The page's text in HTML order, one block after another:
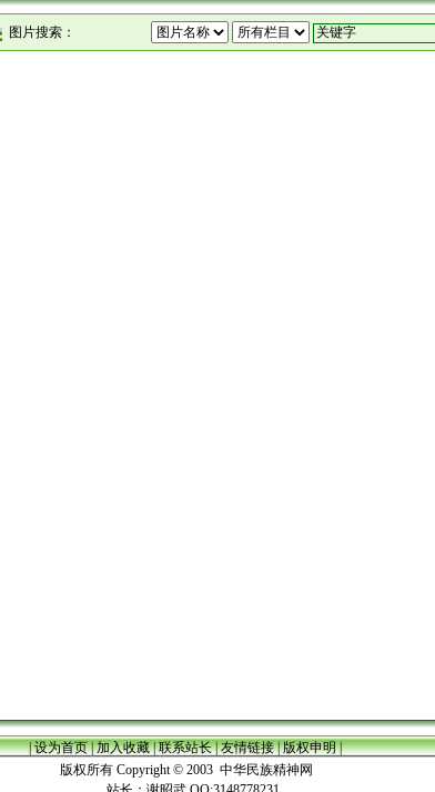
图片搜索：
|设为首页|加入收藏|联系站长|友情链接|版权申明|
版权所有 Copyright © 2003 中华民族精神网